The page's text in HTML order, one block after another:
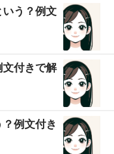
いう？例文
文付きで解
？例文付き